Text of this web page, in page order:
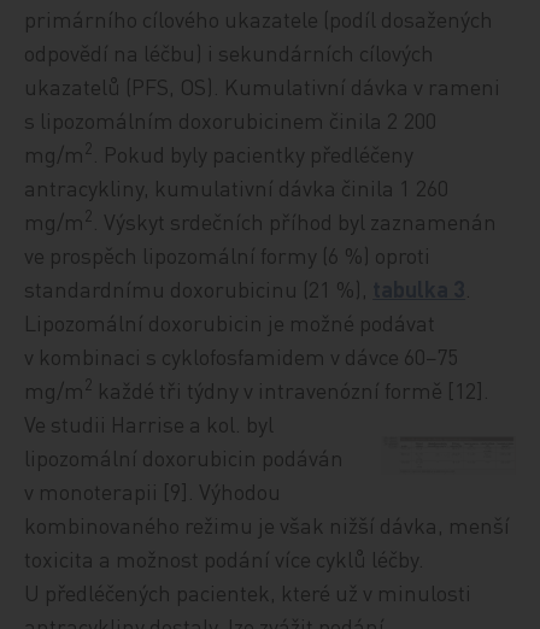
primárního cílového ukazatele (podíl dosažených
odpovědí na léčbu) i sekundárních cílových
ukazatelů (PFS, OS). Kumulativní dávka v rameni
s lipozomálním doxorubicinem činila 2 200
mg/m 2
. Pokud byly pacientky předléčeny
antracykliny, kumulativní dávka činila 1 260
mg/m 2
. Výskyt srdečních příhod byl zaznamenán
ve prospěch lipozomální formy (6 %) oproti
standardnímu doxorubicinu (21 %),
Lipozomální doxorubicin je možné podávat
v kombinaci s cyklofosfamidem v dávce 60−75
mg/m 2 každé tři týdny v intravenózní formě [12].
Ve studii Harrise a kol. byl
lipozomální doxorubicin podáván
v monoterapii [9]. Výhodou
kombinovaného režimu je však nižší dávka, menší
toxicita a možnost podání více cyklů léčby.
U předléčených pacientek, které už v minulosti